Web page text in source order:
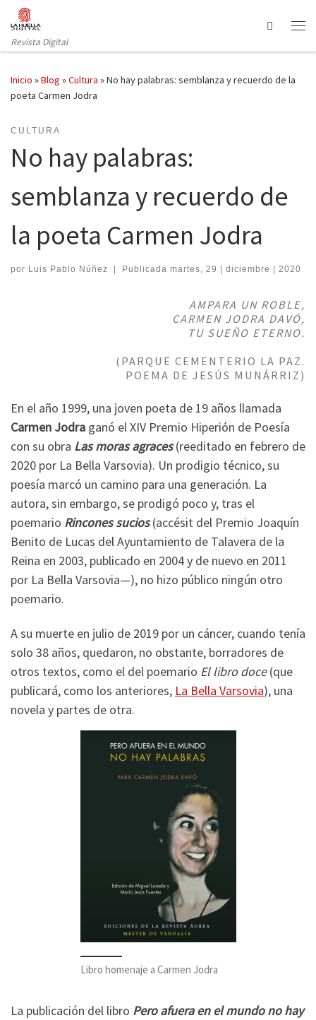
Saltar al contenido
Revista Digital
Search
Inicio »Blog »Cultura »No hay palabras: semblanza y recuerdo de la
poeta Carmen Jodra
CULTURA
No hay palabras:
semblanza y recuerdo de
la poeta Carmen Jodra
por Luis Pablo Núñez | Publicada martes, 29 | diciembre | 2020
AMPARA UN ROBLE,
CARMEN JODRA DAVÓ,
TU SUEÑO ETERNO.
(PARQUE CEMENTERIO LA PAZ.
POEMA DE JESÚS MUNÁRRIZ)
En el año 1999, una joven poeta de 19 años llamada
Carmen Jodra ganó el XIV Premio Hiperión de Poesía
con su obra Las moras agraces(reeditado en febrero de
2020 por La Bella Varsovia). Un prodigio técnico, su
poesía marcó un camino para una generación. La
autora, sin embargo, se prodigó poco y, tras el
poemario Rincones sucios(accésit del Premio Joaquín
Benito de Lucas del Ayuntamiento de Talavera de la
Reina en 2003, publicado en 2004 y de nuevo en 2011
por La Bella Varsovia—), no hizo público ningún otro
poemario.
A su muerte en julio de 2019 por un cáncer, cuando tenía
solo 38 años, quedaron, no obstante, borradores de
otros textos, como el del poemario El libro doce(que
publicará, como los anteriores, La Bella Varsovia), una
novela y partes de otra.
Libro homenaje a Carmen Jodra
La publicación del libro Pero afuera en el mundo no hay